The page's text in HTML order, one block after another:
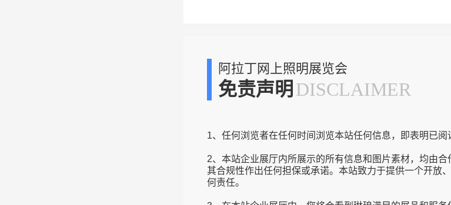
阿拉丁网上照明展览会
免责声明 DISCLAIMER
1、任何浏览者在任何时间浏览本站任何信息，即表明已阅
2、本站企业展厅内所展示的所有信息和图片素材，均由
其合规性作出任何担保或承诺。本站致力于提供一个开放
何责任。